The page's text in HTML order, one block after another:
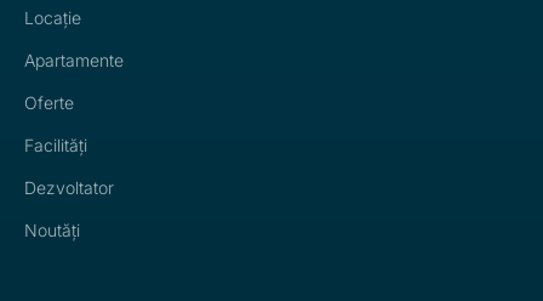
Locație
Apartamente
Oferte
Facilități
Dezvoltator
Noutăți